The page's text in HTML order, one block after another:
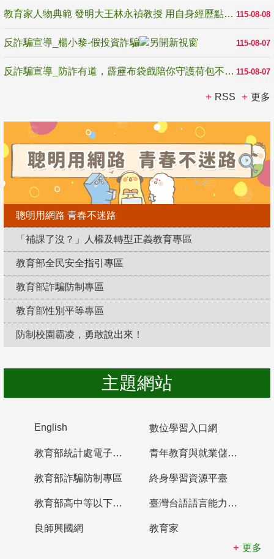
115-08-08
教育家人物典範 發明大王林永禎教授 用自身經歷點亮學生的路
115-08-07
反詐騙宣導_楊小黎-假投資詐騙
115-08-07
反詐騙宣導_防詐有道，霹靂布袋戲陪你守護荷包不受騙
RSS 更多
聰明用網路 青春不迷路
「補課了沒？」人權及轉型正義教育專區
教育部全民安全指引專區
教育部詐騙防制專區
教育部性別平等專區
防制校園霸凌，勇敢說出來！
主題網站
English 數位學習入口網
教育部統計處電子書櫃 青年教育與就業儲蓄帳戶
教育部詐騙防制專區 終身學習資源平臺
教育部高中等以下學校及幼兒園教師資格檢定考試 臺灣台語語言能力認證網站
良師興國網
教育家
更多